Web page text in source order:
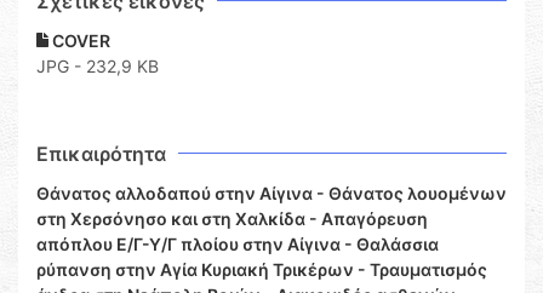
COVER
JPG - 232,9 KB
Επικαιρότητα
Θάνατος αλλοδαπού στην Αίγινα - Θάνατος λουομένων
στη Χερσόνησο και στη Χαλκίδα - Απαγόρευση
απόπλου Ε/Γ-Υ/Γ πλοίου στην Αίγινα - Θαλάσσια
ρύπανση στην Αγία Κυριακή Τρικέρων - Τραυματισμός